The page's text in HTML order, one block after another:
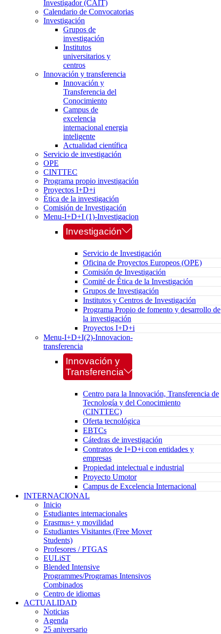
Investigador (CAIT)
Calendario de Convocatorias
Investigación
Grupos de
investigación
Institutos
universitarios y
centros
Innovación y transferencia
Innovación y
Transferencia del
Conocimiento
Campus de
excelencia
internacional energia
inteligente
Actualidad científica
Servicio de investigación
OPE
CINTTEC
Programa propio investigación
Proyectos I+D+i
Ética de la investigación
Comisión de Investigación
Menu-I+D+I (1)-Investigacion
Investigación
Servicio de Investigación
Oficina de Proyectos Europeos (OPE)
Comisión de Investigación
Comité de Ética de la Investigación
Grupos de Investigación
Institutos y Centros de Investigación
Programa Propio de fomento y desarrollo de
la investigación
Proyectos I+D+i
Menu-I+D+I(2)-Innovacion-
transferencia
Innovación y
Transferencia
Centro para la Innovación, Transferencia de
Tecnología y del Conocimiento
(CINTTEC)
Oferta tecnológica
EBTCs
Cátedras de investigación
Contratos de I+D+i con entidades y
empresas
Propiedad intelectual e industrial
Proyecto Umotor
Campus de Excelencia Internacional
INTERNACIONAL
Inicio
Estudiantes internacionales
Erasmus+ y movilidad
Estudiantes Visitantes (Free Mover
Students)
Profesores / PTGAS
EULiST
Blended Intensive
Programmes/Programas Intensivos
Combinados
Centro de idiomas
ACTUALIDAD
Noticias
Agenda
25 aniversario